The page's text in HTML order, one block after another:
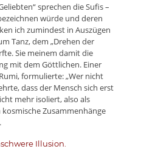
sprechen die Sufis –
würde und deren
ich zumindest in Auszügen
Tanz, dem „Drehen der
Sie meinem damit die
mit dem Göttlichen. Einer
formulierte: „Wer nicht
dass der Mensch sich erst
mehr isoliert, also als
Zusammenhänge
Illusion.